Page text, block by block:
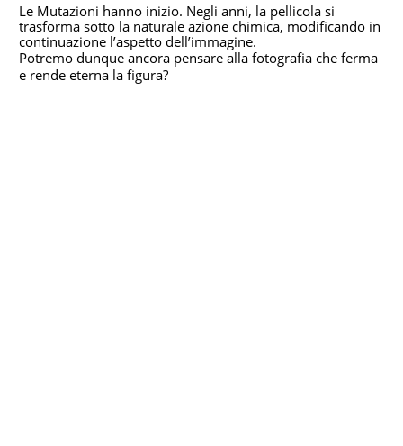
Le Mutazioni hanno inizio. Negli anni, la pellicola si
trasforma sotto la naturale azione chimica, modificando in
continuazione l’aspetto dell’immagine.
Potremo dunque ancora pensare alla fotografia che ferma
e rende eterna la figura?